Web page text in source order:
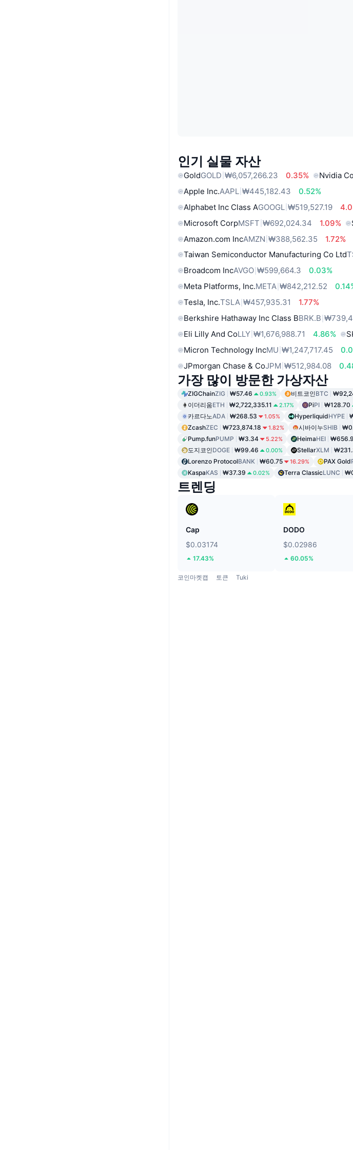
인기 실물 자산
GoldGOLD ₩6,057,266.23 0.35% Nvidia
Apple Inc.AAPL ₩445,182.43
0.52%
Alphabet Inc Class AGOOGL ₩519,527.19
Microsoft CorpMSFT ₩692,024.34 1.09%
Amazon.com IncAMZN ₩388,562.35
1.72%
Taiwan Semiconductor Manufacturing Co Ltd
Broadcom IncAVGO ₩599,664.3
0.03%
Meta Platforms, Inc.META ₩842,212.52
Tesla, Inc.TSLA ₩457,935.31
1.77%
Berkshire Hathaway Inc Class BBRK.B
Eli Lilly And CoLLY ₩1,676,988.71 4.86%
Micron Technology IncMU ₩1,247,717.45
JPmorgan Chase & CoJPM ₩512,984.08
가장 많이 방문한 가상자산
ZIGChainZIG ₩57.46 0.93% 비트코인BTC
이더리움ETH ₩2,722,335.11 2.17% PiPI ₩128.70
카르다노ADA ₩268.53 1.05% HyperliquidHYPE
ZcashZEC ₩723,874.18 1.82% 시바이누SHIB
Pump.funPUMP ₩3.34 5.22% HeimaHEI
도지코인DOGE ₩99.46 0.00% StellarXLM
Lorenzo ProtocolBANK ₩60.75 16.29% PAX Gold
KaspaKAS ₩37.39 0.02% Terra ClassicLUNC
트렌딩
Cap
$0.03174
17.43%
DODO
$0.02986
60.05%
코인마켓캡 토큰 Tuki